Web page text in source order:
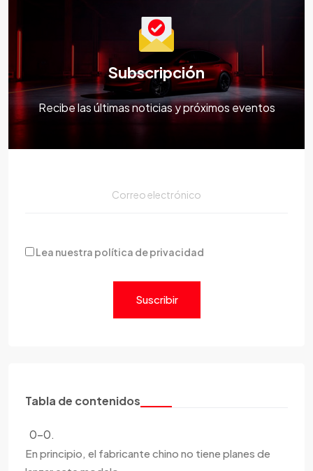
Subscripción
Recibe las últimas noticias y próximos eventos
Lea nuestra política de privacidad
Suscribir
Tabla de contenidos
0-0.
En principio, el fabricante chino no tiene planes de